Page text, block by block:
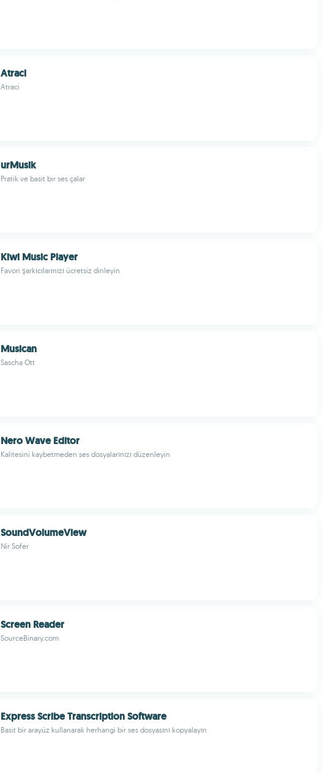
Atraci
Atraci
urMusik
Pratik ve basit bir ses çalar
Kiwi Music Player
Favori şarkıcılarınızı ücretsiz dinleyin
Musican
Sascha Ott
Nero Wave Editor
Kalitesini kaybetmeden ses dosyalarınızı düzenleyin
SoundVolumeView
Nir Sofer
Screen Reader
SourceBinary.com
Express Scribe Transcription Software
Basit bir arayüz kullanarak herhangi bir ses dosyasını kopyalayın